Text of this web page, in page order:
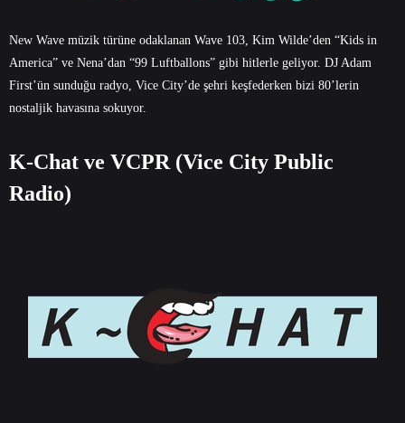
New Wave müzik türüne odaklanan Wave 103, Kim Wilde’den “Kids in
America” ve Nena’dan “99 Luftballons” gibi hitlerle geliyor. DJ Adam
First’ün sunduğu radyo, Vice City’de şehri keşfederken bizi 80’lerin
nostaljik havasına sokuyor.
K-Chat ve VCPR (Vice City Public
Radio)